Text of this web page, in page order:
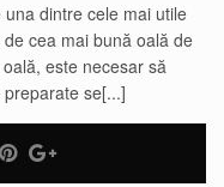
dintre cele mai utile
cea mai bună oală de
este necesar să
se[...]